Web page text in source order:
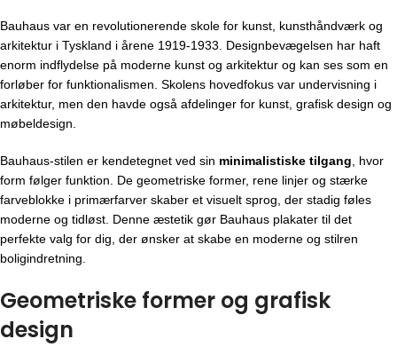
Bauhaus var en revolutionerende skole for kunst, kunsthåndværk og
arkitektur i Tyskland i årene 1919-1933. Designbevægelsen har haft
enorm indflydelse på moderne kunst og arkitektur og kan ses som en
forløber for funktionalismen. Skolens hovedfokus var undervisning i
arkitektur, men den havde også afdelinger for kunst, grafisk design og
møbeldesign.
Bauhaus-stilen er kendetegnet ved sin minimalistiske tilgang , hvor
form følger funktion. De geometriske former, rene linjer og stærke
farveblokke i primærfarver skaber et visuelt sprog, der stadig føles
moderne og tidløst. Denne æstetik gør Bauhaus plakater til det
perfekte valg for dig, der ønsker at skabe en moderne og stilren
boligindretning.
Geometriske former og grafisk
design